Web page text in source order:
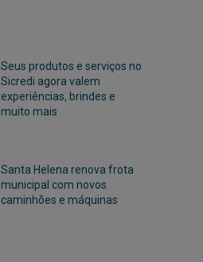
Seus produtos e serviços no
Sicredi agora valem
experiências, brindes e
muito mais
Santa Helena renova frota
municipal com novos
caminhões e máquinas